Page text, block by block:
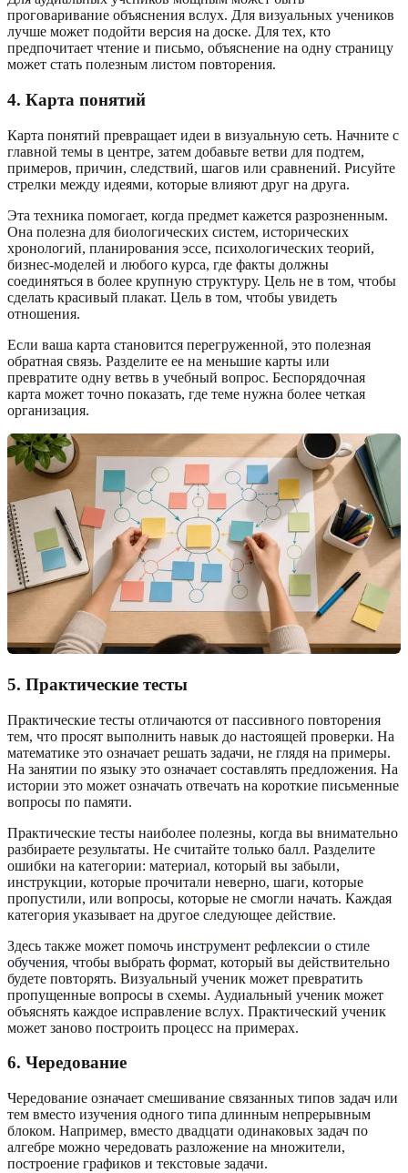
проговаривание объяснения вслух. Для визуальных учеников
лучше может подойти версия на доске. Для тех, кто
предпочитает чтение и письмо, объяснение на одну страницу
может стать полезным листом повторения.
4. Карта понятий
Карта понятий превращает идеи в визуальную сеть. Начните с
главной темы в центре, затем добавьте ветви для подтем,
примеров, причин, следствий, шагов или сравнений. Рисуйте
стрелки между идеями, которые влияют друг на друга.
Эта техника помогает, когда предмет кажется разрозненным.
Она полезна для биологических систем, исторических
хронологий, планирования эссе, психологических теорий,
бизнес-моделей и любого курса, где факты должны
соединяться в более крупную структуру. Цель не в том, чтобы
сделать красивый плакат. Цель в том, чтобы увидеть
отношения.
Если ваша карта становится перегруженной, это полезная
обратная связь. Разделите ее на меньшие карты или
превратите одну ветвь в учебный вопрос. Беспорядочная
карта может точно показать, где теме нужна более четкая
организация.
5. Практические тесты
Практические тесты отличаются от пассивного повторения
тем, что просят выполнить навык до настоящей проверки. На
математике это означает решать задачи, не глядя на примеры.
На занятии по языку это означает составлять предложения. На
истории это может означать отвечать на короткие письменные
вопросы по памяти.
Практические тесты наиболее полезны, когда вы внимательно
разбираете результаты. Не считайте только балл. Разделите
ошибки на категории: материал, который вы забыли,
инструкции, которые прочитали неверно, шаги, которые
пропустили, или вопросы, которые не смогли начать. Каждая
категория указывает на другое следующее действие.
Здесь также может помочь инструмент рефлексии о стиле
обучения, чтобы выбрать формат, который вы действительно
будете повторять. Визуальный ученик может превратить
пропущенные вопросы в схемы. Аудиальный ученик может
объяснять каждое исправление вслух. Практический ученик
может заново построить процесс на примерах.
6. Чередование
Чередование означает смешивание связанных типов задач или
тем вместо изучения одного типа длинным непрерывным
блоком. Например, вместо двадцати одинаковых задач по
алгебре можно чередовать разложение на множители,
построение графиков и текстовые задачи.